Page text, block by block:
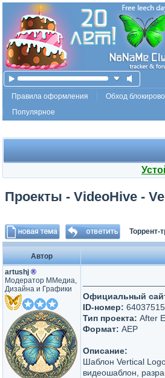
Правила оформления
Обход
Популярное
Проекты - VideoHive -
Торрент-
Автор
artushj ®
Модератор ММедиа,
Дизайна и Графики
Официальный
ID-номер: 64037515
Тип проекта: After
Формат: AEP
Описание:
Шаблон Vertical
видеошаблон,